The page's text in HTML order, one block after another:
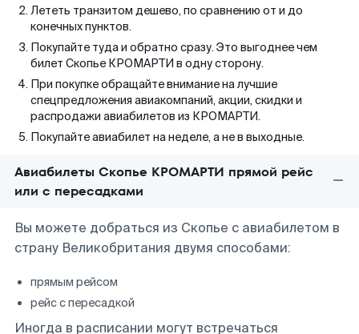
Лететь транзитом дешево, по сравнению от и до
конечных пунктов.
Покупайте туда и обратно сразу. Это выгоднее чем
билет Скопье КРОМАРТИ в одну сторону.
При покупке обращайте внимание на лучшие
спецпредложения авиакомпаний, акции, скидки и
распродажи авиабилетов из КРОМАРТИ.
Покупайте авиабилет на неделе, а не в выходные.
Авиабилеты Скопье КРОМАРТИ прямой рейс
или с пересадками
Вы можете добраться из Скопье с авиабилетом в
страну Великобритания двумя способами:
прямым рейсом
рейс с пересадкой
Иногда в расписании могут встречаться